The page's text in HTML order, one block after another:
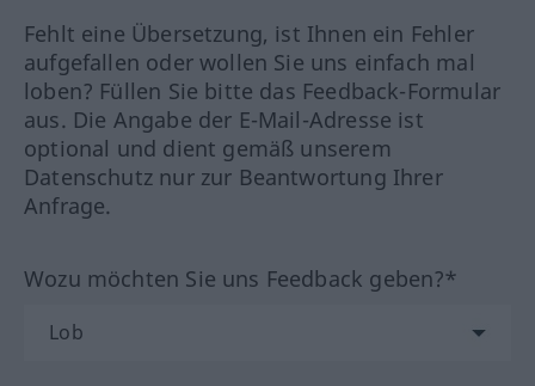
Fehlt eine Übersetzung, ist Ihnen ein Fehler
aufgefallen oder wollen Sie uns einfach mal
loben? Füllen Sie bitte das Feedback-Formular
aus. Die Angabe der E-Mail-Adresse ist
optional und dient gemäß unserem
Datenschutz nur zur Beantwortung Ihrer
Anfrage.
Wozu möchten Sie uns Feedback geben?*